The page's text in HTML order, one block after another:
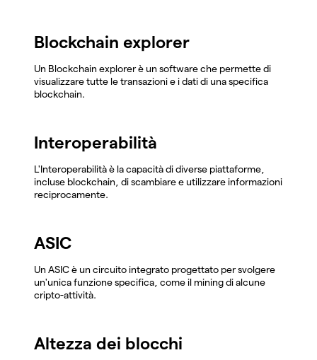
Blockchain explorer
Un Blockchain explorer è un software che permette di
visualizzare tutte le transazioni e i dati di una specifica
blockchain.
Interoperabilità
L'Interoperabilità è la capacità di diverse piattaforme,
incluse blockchain, di scambiare e utilizzare informazioni
reciprocamente.
ASIC
Un ASIC è un circuito integrato progettato per svolgere
un'unica funzione specifica, come il mining di alcune
cripto-attività.
Altezza dei blocchi